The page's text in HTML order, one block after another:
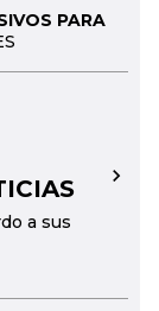
PARA
a sus
→